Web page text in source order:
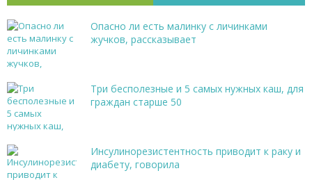
Опасно ли есть малинку с личинками
жучков, рассказывает
Три бесполезные и 5 самых нужных каш, для
граждан старше 50
Инсулинорезистентность приводит к раку и
диабету, говорила